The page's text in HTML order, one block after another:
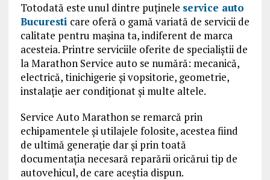
Totodată este unul dintre puţinele service auto
Bucuresti care oferă o gamă variată de servicii de
calitate pentru maşina ta, indiferent de marca
acesteia. Printre serviciile oferite de specialiştii de
la Marathon Service auto se numără: mecanică,
electrică, tinichigerie şi vopsitorie, geometrie,
instalație aer condiţionat şi multe altele.
Service Auto Marathon se remarcă prin
echipamentele şi utilajele folosite, acestea fiind
de ultimă generaţie dar şi prin toată
documentaţia necesară reparării oricărui tip de
autovehicul, de care aceştia dispun.